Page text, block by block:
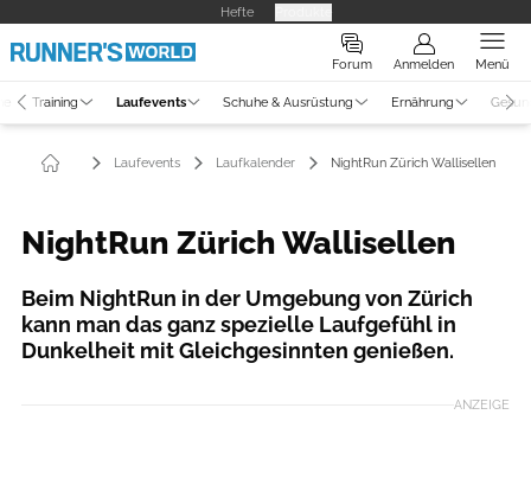
Hefte
Forum Anmelden Menü
Training Laufevents Schuhe & Ausrüstung Ernährung
Laufevents Laufkalender NightRun Zürich Wallisellen
NightRun Zürich Wallisellen
Beim NightRun in der Umgebung von Zürich
kann man das ganz spezielle Laufgefühl in
Dunkelheit mit Gleichgesinnten genießen.
ANZEIGE